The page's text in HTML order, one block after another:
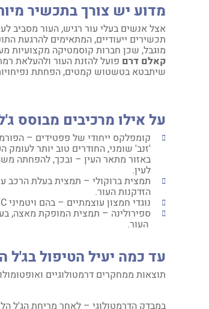
מדוע יש צורך בתכשיר
אצל אנשים בעלי עור רגיש, העור מסביב
תכשירים ייעודיים, המתאימים להרגעת
מוגבל, שכן חברות קוסמטיקה מקצועיות
קאלם דרם פועל להזנת העור ולהעלאת
שיתבטא בטשטוש קמטים, הפחתת
על אילו מרכיבים מבוסס
קומפלקס ייחודי של פפטידים –
'זנב' שומני, החודרים טוב יותר
באזור מתאר העין – ובכך, להפחתה
לעין.
תמצית ברוקולי – תמצית בעלת הרכב
הזדקנות העור.
נוגדי חמצון עוצמתיים – בהם ויטמיני A, C ו-E ובטא קרוטן.
ספירולינה – תמצית המופקת מאצה,
העור.
עד כמה יעיל הטיפול בג'ל
תוצאות ממחקרים דרמטולוגיים